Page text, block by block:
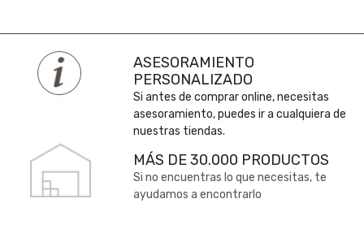
ASESORAMIENTO
PERSONALIZADO
Si antes de comprar online, necesitas
asesoramiento, puedes ir a cualquiera de
nuestras tiendas.
MÁS DE 30.000 PRODUCTOS
Si no encuentras lo que necesitas, te
ayudamos a encontrarlo